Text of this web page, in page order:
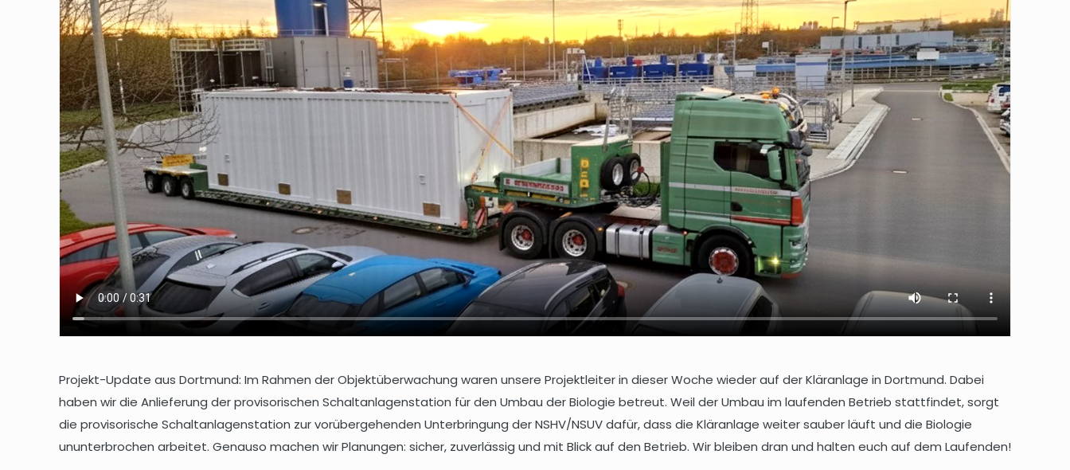
Projekt-Update aus Dortmund: Im Rahmen der Objektüberwachung waren unsere Projektleiter in dieser Woche wieder auf der Kläranlage in Dortmund. Dabei
haben wir die Anlieferung der provisorischen Schaltanlagenstation für den Umbau der Biologie betreut. Weil der Umbau im laufenden Betrieb stattfindet, sorgt
die provisorische Schaltanlagenstation zur vorübergehenden Unterbringung der NSHV/NSUV dafür, dass die Kläranlage weiter sauber läuft und die Biologie
ununterbrochen arbeitet. Genauso machen wir Planungen: sicher, zuverlässig und mit Blick auf den Betrieb. Wir bleiben dran und halten euch auf dem Laufenden!